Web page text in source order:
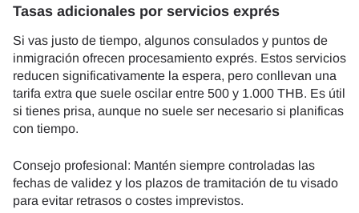
Tasas adicionales por servicios exprés
Si vas justo de tiempo, algunos consulados y puntos de
inmigración ofrecen procesamiento exprés. Estos servicios
reducen significativamente la espera, pero conllevan una
tarifa extra que suele oscilar entre 500 y 1.000 THB. Es útil
si tienes prisa, aunque no suele ser necesario si planificas
con tiempo.
Consejo profesional: Mantén siempre controladas las
fechas de validez y los plazos de tramitación de tu visado
para evitar retrasos o costes imprevistos.